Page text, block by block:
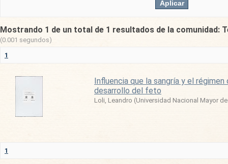
Mostrando 1 de un total de 1 resultados de la comunidad:
(0.001 segundos)
1
Influencia que la sangría y el
desarrollo del feto
Loli, Leandro (Universidad Nacional Mayor
1